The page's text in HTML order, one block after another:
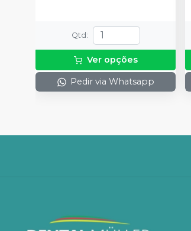
Qtd :
Ver opções
Pedir via Whatsapp